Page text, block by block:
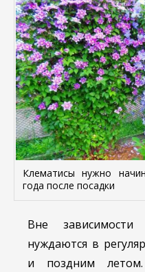
Клематисы нужно
года после посадки
Вне
нуждаются в
и поздним